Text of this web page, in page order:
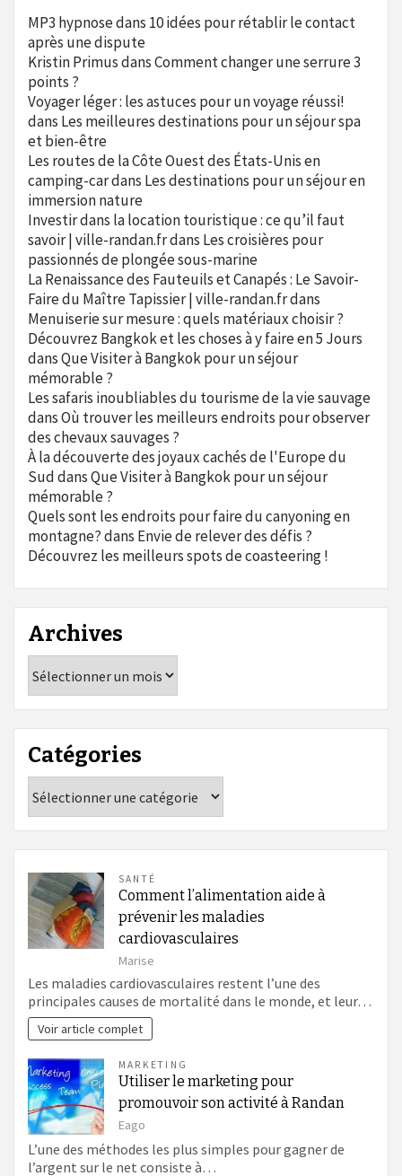
MP3 hypnosedans 10 idées pour rétablir le contact
après une dispute
Kristin PrimusdansComment changer une serrure 3
points ?
Voyager léger : les astuces pour un voyage réussi!
dans Les meilleures destinations pour un séjour spa
et bien-être
Les routes de la Côte Ouest des États-Unis en
camping-cardans Les destinations pour un séjour en
immersion nature
Investir dans la location touristique : ce qu’il faut
savoir | ville-randan.frdans Les croisières pour
passionnés de plongée sous-marine
La Renaissance des Fauteuils et Canapés : Le Savoir-
Faire du Maître Tapissier | ville-randan.frdans
Menuiserie sur mesure : quels matériaux choisir ?
Découvrez Bangkok et les choses à y faire en 5 Jours
dansQue Visiter à Bangkok pour un séjour
mémorable ?
Les safaris inoubliables du tourisme de la vie sauvage
dansOù trouver les meilleurs endroits pour observer
des chevaux sauvages ?
À la découverte des joyaux cachés de l'Europe du
SuddansQue Visiter à Bangkok pour un séjour
mémorable ?
Quels sont les endroits pour faire du canyoning en
montagne?dans Envie de relever des défis ?
Découvrez les meilleurs spots de coasteering !
Archives
Catégories
SANTÉ
Comment l’alimentation aide à
prévenir les maladies
cardiovasculaires
Marise
Les maladies cardiovasculaires restent l’une des
principales causes de mortalité dans le monde, et leur…
Voir article complet
MARKETING
Utiliser le marketing pour
promouvoir son activité à Randan
Eago
L’une des méthodes les plus simples pour gagner de
l’argent sur le net consiste à…